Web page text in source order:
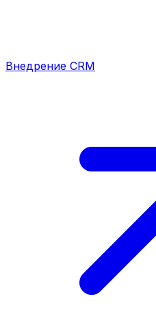
Внедрение CRM